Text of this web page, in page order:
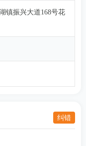
镇振兴大道168号花
纠错